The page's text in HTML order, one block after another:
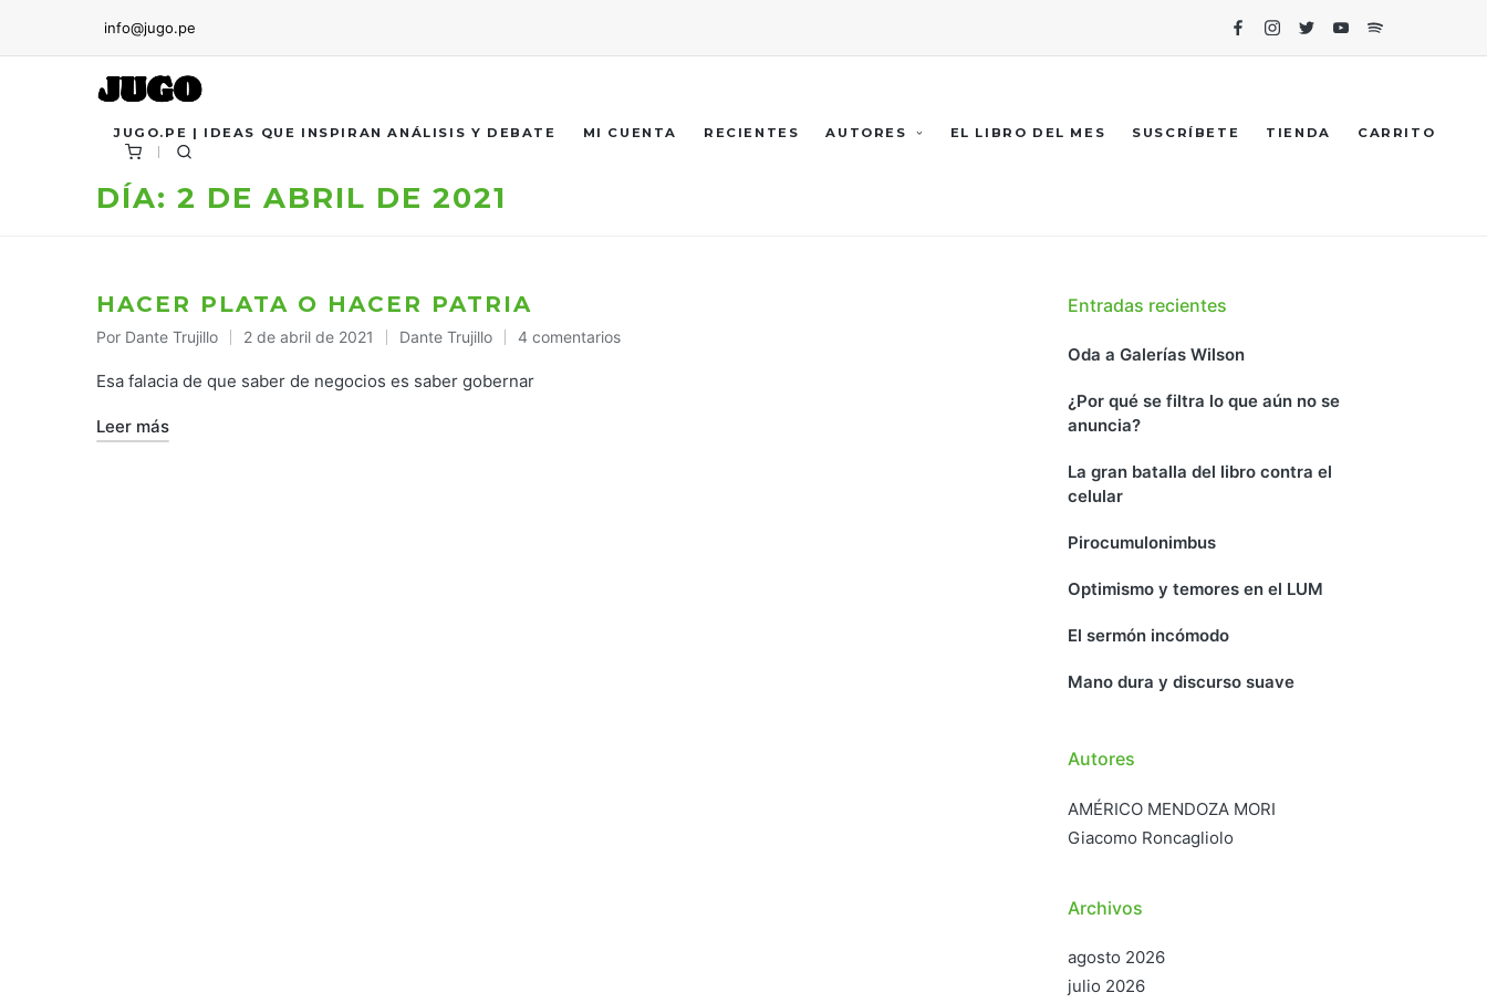
info@jugo.pe
FacebookInstagram
TwitterYoutubeSpotify
JUGO.PE | IDEAS QUE INSPIRAN ANÁLISIS Y DEBATE MI CUENTA RECIENTES AUTORES EL LIBRO DEL MES SUSCRÍBETE TIENDA CARRITO
DÍA: 2 DE ABRIL DE 2021
HACER PLATA O HACER PATRIA
Publicado
por
Por Dante Trujillo 2 de abril de 2021
Publicado
en
Dante Trujillo 4 comentarios
Esa falacia de que saber de negocios es saber gobernar
Leer más
Entradas recientes
Oda a Galerías Wilson
¿Por qué se filtra lo que aún no se
anuncia?
La gran batalla del libro contra el
celular
Pirocumulonimbus
Optimismo y temores en el LUM
El sermón incómodo
Mano dura y discurso suave
Autores
AMÉRICO MENDOZA MORI
Giacomo Roncagliolo
Archivos
agosto 2026
julio 2026